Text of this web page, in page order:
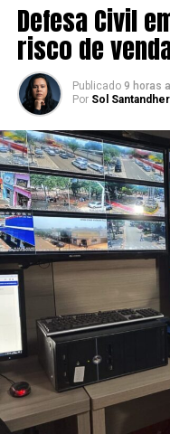
Defesa Civil
risco de
Publicado 9 horas
Por Sol